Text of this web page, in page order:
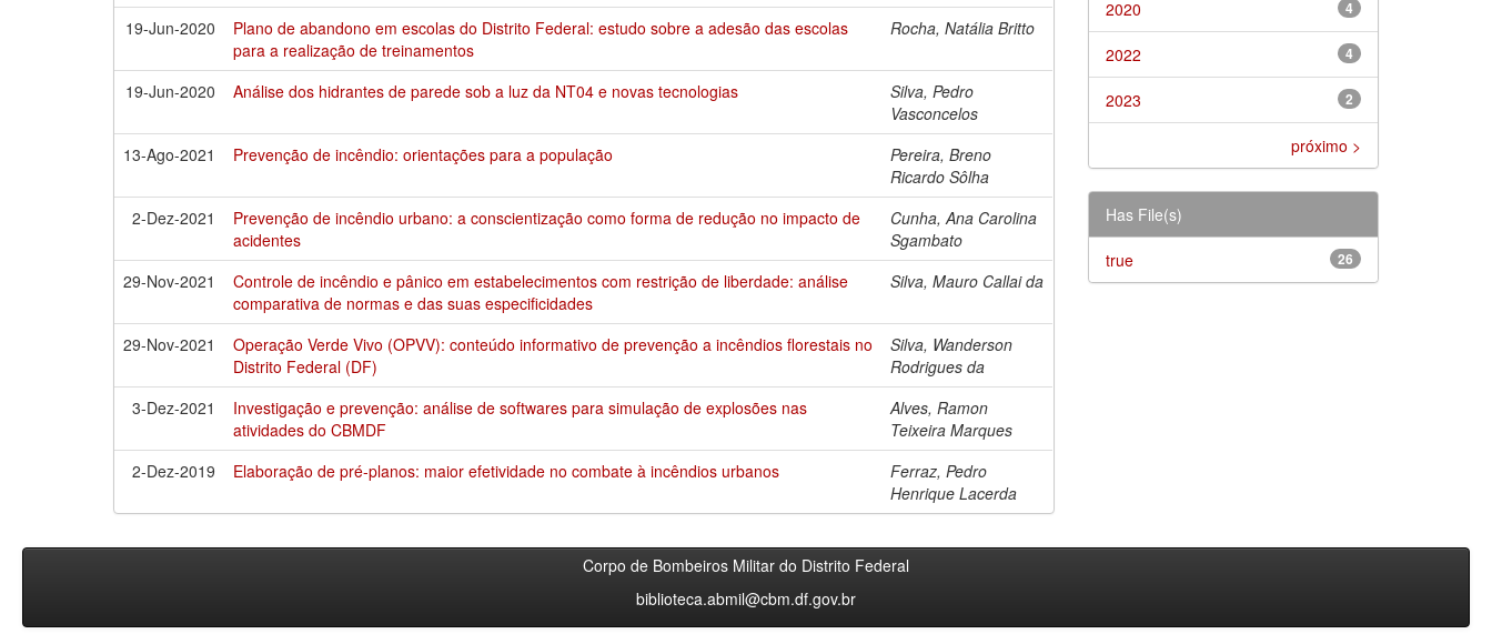
19-Jun-2020
Plano de abandono em escolas do Distrito Federal: estudo sobre a adesão das escolas
para a realização de treinamentos
Rocha, Natália Britto
19-Jun-2020 Análise dos hidrantes de parede sob a luz da NT04 e novas tecnologias
Silva, Pedro
Vasconcelos
13-Ago-2021
Prevenção de incêndio: orientações para a população
Pereira, Breno
Ricardo Sôlha
2-Dez-2021
Prevenção de incêndio urbano: a conscientização como forma de redução no impacto de
acidentes
Cunha, Ana Carolina
Sgambato
29-Nov-2021
Controle de incêndio e pânico em estabelecimentos com restrição de liberdade: análise
comparativa de normas e das suas especificidades
Silva, Mauro Callai da
29-Nov-2021
Operação Verde Vivo (OPVV): conteúdo informativo de prevenção a incêndios florestais no
Distrito Federal (DF)
Silva, Wanderson
Rodrigues da
3-Dez-2021
Investigação e prevenção: análise de softwares para simulação de explosões nas
atividades do CBMDF
Alves, Ramon
Teixeira Marques
2-Dez-2019
Elaboração de pré-planos: maior efetividade no combate à incêndios urbanos
Ferraz, Pedro
Henrique Lacerda
4
2020
4
2022
2
2023
próximo >
Has File(s)
26
true
Corpo de Bombeiros Militar do Distrito Federal
biblioteca.abmil@cbm.df.gov.br